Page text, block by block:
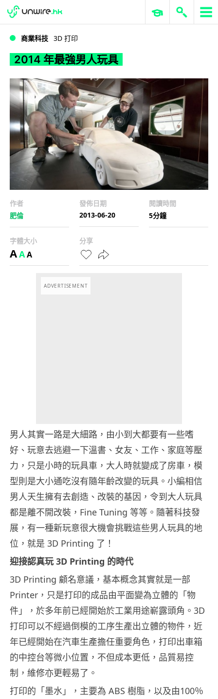
2014 年最強男人玩具
WWDC 2026 ERP 與商業 AI
商業科技 3D 打印
2014 年最強男人玩具
作者
肥倫
發佈日期
2013-06-20
閱讀時間
5分鐘
字體大小
AAA
分享
ADVERTISEMENT
男人其實一路是大細路，由小到大都要有一些嗜
好、玩意去逃避一下溫書、女友、工作、家庭等壓
力，只是小時的玩具車，大人時就變成了房車，模
型則是大小通吃沒有隨年齡改變的玩具。小編相信
男人天生擁有去創造、改裝的基因，令到大人玩具
都是離不開改裝，Fine Tuning 等等。隨著科技發
展，有一種新玩意很大機會挑戰這些男人玩具的地
位，就是 3D Printing 了！
迎接認真玩 3D Printing 的時代
3D Printing 顧名意議，基本概念其實就是一部
Printer，只是打印的成品由平面變為立體的「物
件」，於多年前已經開始於工業用途嶄露頭角。3D
打印可以不經過倒模的工序生產出立體的物件，近
年已經開始在汽車生產擔任重要角色，打印出車箱
的中控台等微小位置，不但成本更低，品質易控
制，維修亦更輕易了。
打印的「墨水」，主要為 ABS 樹脂，以及由100％